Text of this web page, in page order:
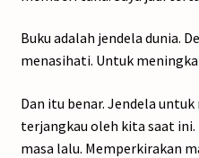
Buku adalah jendela dunia.
menasihati. Untuk
Dan itu benar. Jendela
terjangkau oleh kita saat
masa lalu. Memperkirakan